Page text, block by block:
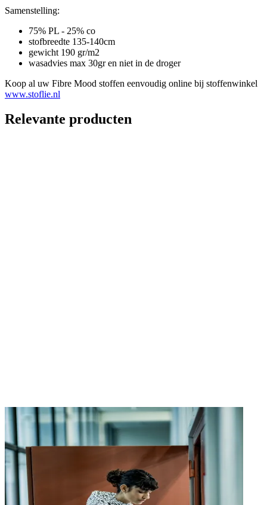
Samenstelling:
75% PL - 25% co
stofbreedte 135-140cm
gewicht 190 gr/m2
wasadvies max 30gr en niet in de droger
Koop al uw Fibre Mood stoffen eenvoudig online bij stoffenwinkel
www.stoflie.nl
Relevante producten